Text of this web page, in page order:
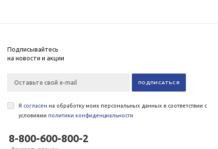
Подписывайтесь
на новости и акции
Я согласен на обработку моих персональных данных в соответствии с
условиями политики конфиденциальности
8-800-600-800-2